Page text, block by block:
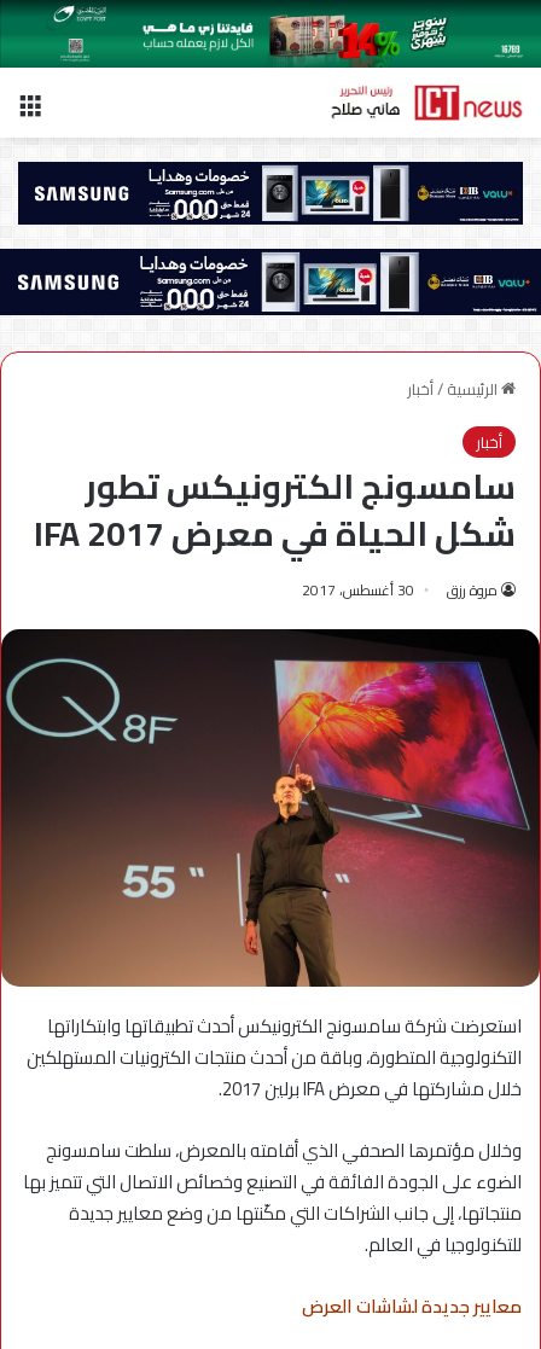
الرئيسية/أخبار
أخبار
سامسونج الكترونيكس تطور
شكل الحياة في معرض IFA 2017
مروة رزق 30 أغسطس، 2017
استعرضت شركة سامسونج الكترونيكس أحدث تطبيقاتها وابتكاراتها
التكنولوجية المتطورة، وباقة من أحدث منتجات الكترونيات المستهلكين
خلال مشاركتها في معرض IFA برلين 2017.
وخلال مؤتمرها الصحفي الذي أقامته بالمعرض، سلطت سامسونج
الضوء على الجودة الفائقة في التصنيع وخصائص الاتصال التي تتميز بها
منتجاتها، إلى جانب الشراكات التي مكّنتها من وضع معايير جديدة
للتكنولوجيا في العالم.
معايير جديدة لشاشات العرض